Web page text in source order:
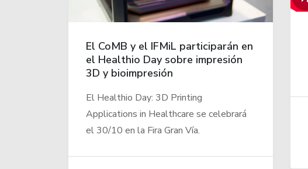
El CoMB y el IFMiL participarán en
el Healthio Day sobre impresión
3D y bioimpresión
El Healthio Day: 3D Printing
Applications in Healthcare se celebrará
el 30/10 en la Fira Gran Vía.